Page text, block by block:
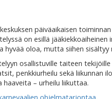
päiväaikaisen
on esillä
hyvää oloa, mutta siihen
osallistuville taiteen
penkkiurheilu sekä liikunnan
– urheilu liikuttaa.